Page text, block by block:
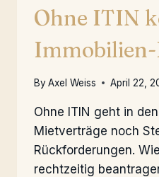
Ohne ITIN
ByAxel Weiss April 22,
Ohne ITIN geht in
Mietverträge noch
Rückforderungen.
rechtzeitig